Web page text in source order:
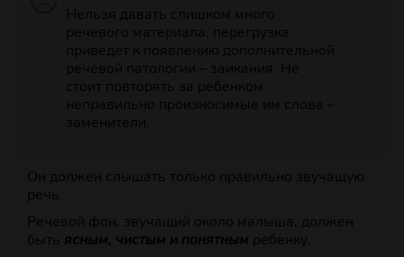
Нельзя давать слишком много
речевого материала, перегрузка
приведет к появлению дополнительной
речевой патологии – заикания. Не
стоит повторять за ребенком
неправильно произносимые им слова –
заменители.
Он должен слышать только правильно звучащую
речь.
Речевой фон, звучащий около малыша, должен
быть ясным, чистым и понятным ребенку.